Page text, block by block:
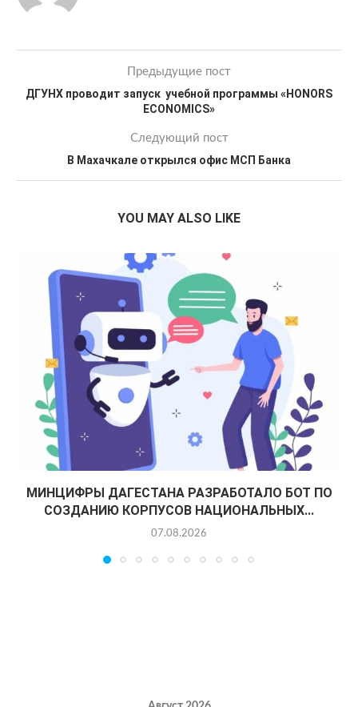
Предыдущие пост
ДГУНХ проводит запуск учебной программы «HONORS
ECONOMICS»
Следующий пост
В Махачкале открылся офис МСП Банка
YOU MAY ALSO LIKE
МИНЦИФРЫ ДАГЕСТАНА РАЗРАБОТАЛО БОТ ПО
СОЗДАНИЮ КОРПУСОВ НАЦИОНАЛЬНЫХ...
07.08.2026